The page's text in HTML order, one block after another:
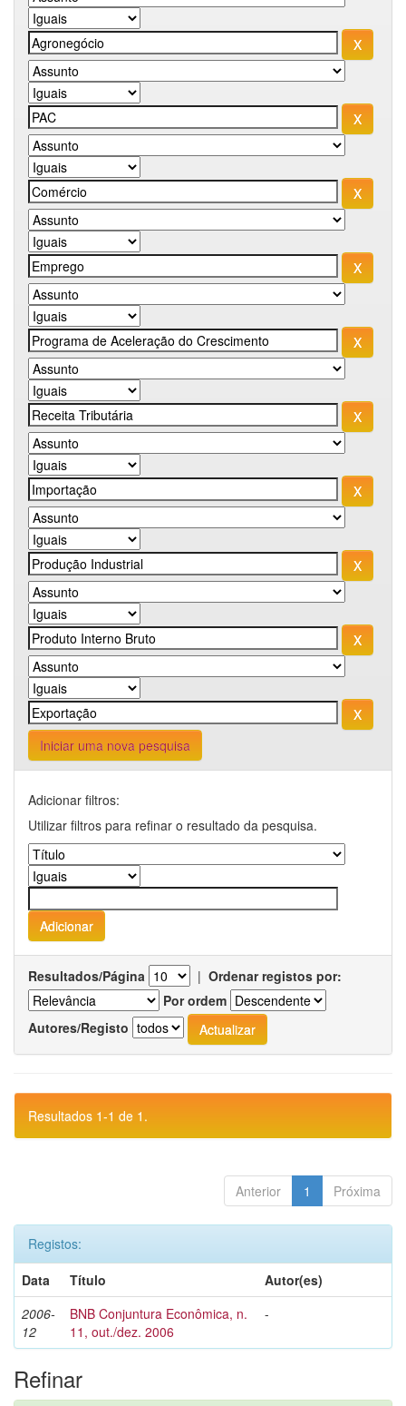
Iniciar uma nova pesquisa
Adicionar filtros:
Utilizar filtros para refinar o resultado da pesquisa.
Resultados/Página | Ordenar registos por:
Por ordem
Autores/Registo
Resultados 1-1 de 1.
Anterior 1 Próxima
Registos:
Data
Título
Autor(es)
2006-
12
BNB Conjuntura Econômica, n.
11, out./dez. 2006
-
Refinar